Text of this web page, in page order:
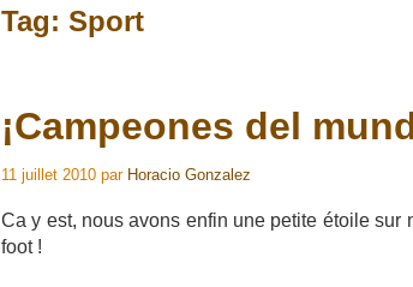
Tag: Sport
¡Campeones del
11 juillet 2010 par Horacio Gonzalez
Ca y est, nous avons enfin une petite étoile
foot !